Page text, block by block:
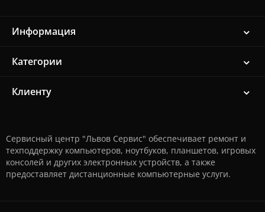
Информация
Категории
Клиенту
Сервисный центр "Львов Сервис" обеспечивает ремонт и
техподдержку компьютеров, ноутбуков, планшетов, игровых
консолей и других электронных устройств, а также
предоставляет дистанционные компьютерные услуги.